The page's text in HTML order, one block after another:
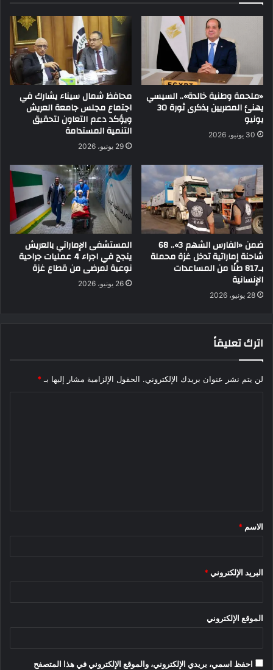
«ملحمة وطنية خالدة».. السيسي
يهنئ المصريين بذكرى ثورة 30
يونيو
30 يونيو، 2026
محافظ شمال سيناء يشارك في
اجتماع مجلس جامعة العريش
ويؤكد دعم التعاون لتحقيق
التنمية المستدامة
29 يونيو، 2026
ضمن «الفارس الشهم 3».. 68
شاحنة إماراتية تدخل غزة محملة
بـ817 طنًا من المساعدات
الإنسانية
28 يونيو، 2026
المستشفى الإماراتي بالعريش
ينجح في اجراء 4 عمليات جراحية
نوعية لمرضى من قطاع غزة
26 يونيو، 2026
اترك تعليقاً
لن يتم نشر عنوان بريدك الإلكتروني. الحقول الإلزامية مشار إليها بـ *
*
الاسم *
البريد الإلكتروني *
الموقع الإلكتروني
احفظ اسمي، بريدي الإلكتروني، والموقع الإلكتروني في هذا المتصفح